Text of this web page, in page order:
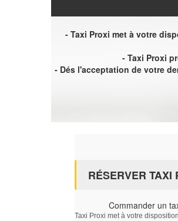
- Taxi Proxi met à votre
- Taxi Proxi
- Dés l'acceptation de votre
RÉSERVER TAXI
Commander un
Taxi Proxi met à votre